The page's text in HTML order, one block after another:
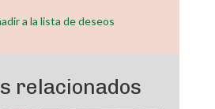
a la lista de deseos
relacionados